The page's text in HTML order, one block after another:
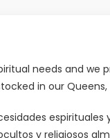
needs and we
in our Queens,
y religiosos